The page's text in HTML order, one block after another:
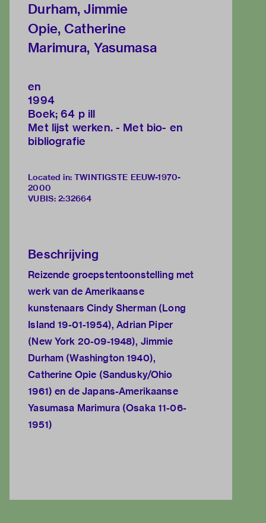
Durham, Jimmie
Opie, Catherine
Marimura, Yasumasa
en
1994
Boek; 64 p ill
Met lijst werken. - Met bio- en
bibliografie
Located in: TWINTIGSTE EEUW-1970-
2000
VUBIS: 2:32664
Beschrijving
Reizende groepstentoonstelling met
werk van de Amerikaanse
kunstenaars Cindy Sherman (Long
Island 19-01-1954), Adrian Piper
(New York 20-09-1948), Jimmie
Durham (Washington 1940),
Catherine Opie (Sandusky/Ohio
1961) en de Japans-Amerikaanse
Yasumasa Marimura (Osaka 11-06-
1951)